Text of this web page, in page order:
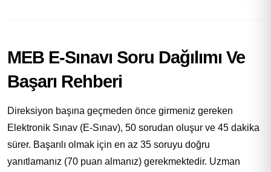
MEB E-Sınavı Soru Dağılımı Ve
Başarı Rehberi
Direksiyon başına geçmeden önce girmeniz gereken
Elektronik Sınav (E-Sınav), 50 sorudan oluşur ve 45 dakika
sürer. Başarılı olmak için en az 35 soruyu doğru
yanıtlamanız (70 puan almanız) gerekmektedir. Uzman